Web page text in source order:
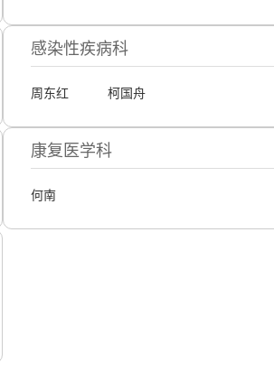
感染性疾病科
周东红 柯国舟
康复医学科
何南